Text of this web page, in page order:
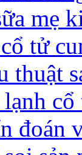
mẹ
tử
thuật
đoán